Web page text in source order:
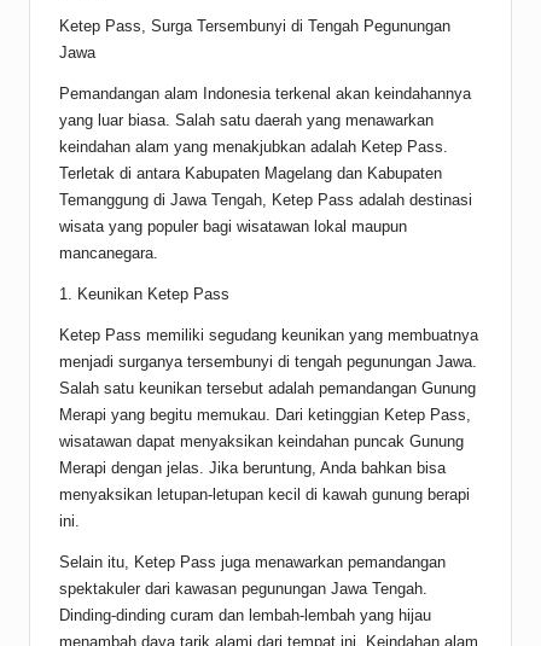
Ketep Pass, Surga Tersembunyi di Tengah Pegunungan
Jawa
Pemandangan alam Indonesia terkenal akan keindahannya
yang luar biasa. Salah satu daerah yang menawarkan
keindahan alam yang menakjubkan adalah Ketep Pass.
Terletak di antara Kabupaten Magelang dan Kabupaten
Temanggung di Jawa Tengah, Ketep Pass adalah destinasi
wisata yang populer bagi wisatawan lokal maupun
mancanegara.
1. Keunikan Ketep Pass
Ketep Pass memiliki segudang keunikan yang membuatnya
menjadi surganya tersembunyi di tengah pegunungan Jawa.
Salah satu keunikan tersebut adalah pemandangan Gunung
Merapi yang begitu memukau. Dari ketinggian Ketep Pass,
wisatawan dapat menyaksikan keindahan puncak Gunung
Merapi dengan jelas. Jika beruntung, Anda bahkan bisa
menyaksikan letupan-letupan kecil di kawah gunung berapi
ini.
Selain itu, Ketep Pass juga menawarkan pemandangan
spektakuler dari kawasan pegunungan Jawa Tengah.
Dinding-dinding curam dan lembah-lembah yang hijau
menambah daya tarik alami dari tempat ini. Keindahan alam